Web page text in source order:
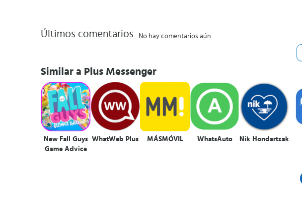
Últimos comentarios No hay comentarios aún
Similar a Plus Messenger
New Fall Guys
Game Advice
WhatWeb Plus MÁSMÓVIL WhatsAuto Nik Hondartzak